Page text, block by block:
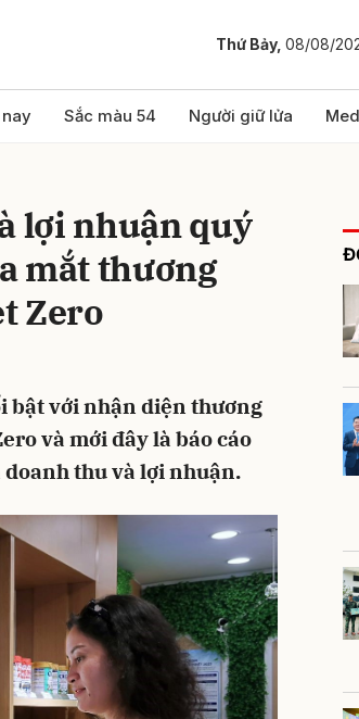
Thứ Bảy, 08/08/
Sắc màu 54 Người giữ lửa
lợi nhuận quý
mắt thương
Zero
với nhận diện thương
và mới đây là báo cáo
thu và lợi nhuận.